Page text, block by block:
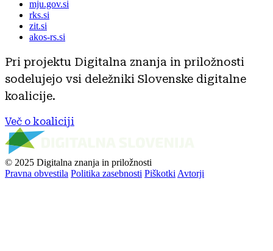
mju.gov.si
rks.si
zit.si
akos-rs.si
Pri projektu Digitalna znanja in priložnosti
sodelujejo vsi deležniki Slovenske digitalne
koalicije.
Več o koaliciji
© 2025 Digitalna znanja in priložnosti
Pravna obvestila Politika zasebnosti Piškotki Avtorji